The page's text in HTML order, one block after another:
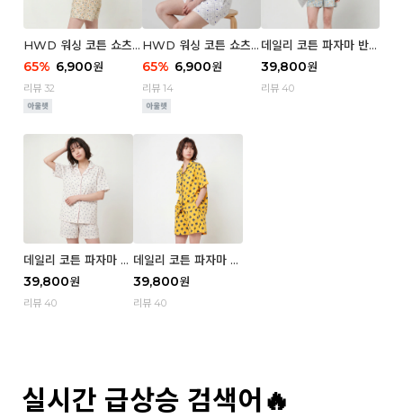
HWD 워싱 코튼 쇼츠
(우먼) - 02 Retro flo
wer
65% 6,900원
리뷰 32
HWD 워싱 코튼 쇼츠
(우먼) - 01 Blue whal
e
65% 6,900원
리뷰 14
데일리 코튼 파자마 반팔
세트 (우먼) - 03 Sum
mer lane
39,800원
리뷰 40
데일리 코튼 파자마 반
팔 세트 (우먼) - 02
Blue cherry
39,800원
리뷰 40
데일리 코튼 파자마 반
팔 세트 (우먼) - 01 Mi
z
39,800원
리뷰 40
실시간 급상승 검색어🔥